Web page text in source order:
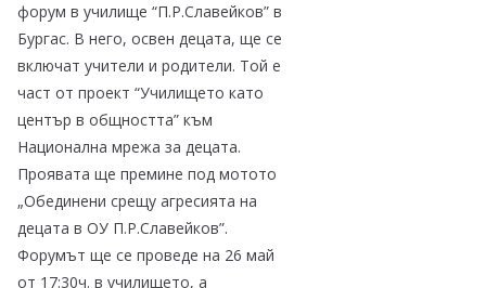
форум в училище “П.Р.Славейков” в
Бургас. В него, освен децата, ще се
включат учители и родители. Той е
част от проект “Училището като
център в общността” към
Национална мрежа за децата.
Проявата ще премине под мотото
„Обединени срещу агресията на
децата в ОУ П.Р.Славейков”.
Форумът ще се проведе на 26 май
от 17:30ч. в училището, а